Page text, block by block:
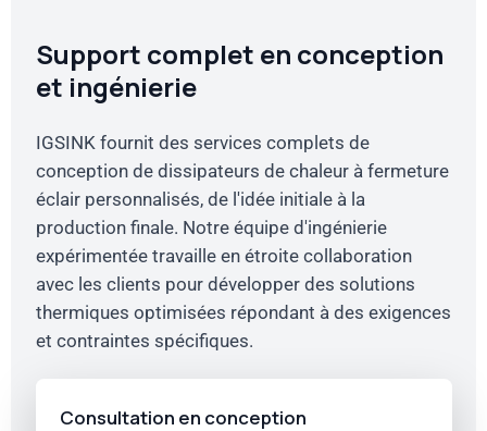
Support complet en conception
et ingénierie
IGSINK fournit des services complets de
conception de dissipateurs de chaleur à fermeture
éclair personnalisés, de l'idée initiale à la
production finale. Notre équipe d'ingénierie
expérimentée travaille en étroite collaboration
avec les clients pour développer des solutions
thermiques optimisées répondant à des exigences
et contraintes spécifiques.
Consultation en conception